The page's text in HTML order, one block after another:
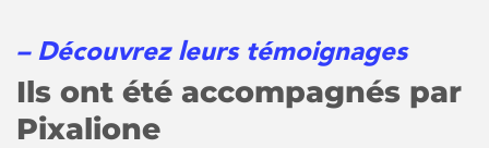
– Découvrez leurs témoignages
Ils ont été accompagnés par
Pixalione